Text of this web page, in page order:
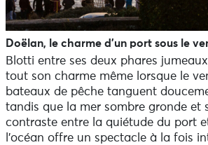
Doëlan, le charme d’un port sous le
Blotti entre ses deux phares
tout son charme même lorsque le
bateaux de pêche tanguent
tandis que la mer sombre gronde et
contraste entre la quiétude du port
l’océan offre un spectacle à la fois